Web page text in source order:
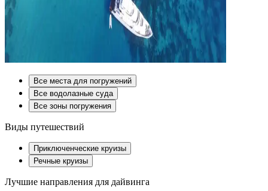
Все места для погружений
Все водолазные суда
Все зоны погружения
Виды путешествий
Приключенческие круизы
Речные круизы
Лучшие направления для дайвинга